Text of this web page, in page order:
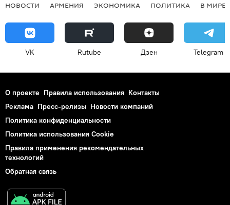
НОВОСТИ АРМЕНИЯ ЭКОНОМИКА ПОЛИТИКА В МИРЕ
VK Rutube Дзен Telegram
О проекте Правила использования Контакты
Реклама Пресс-релизы Новости компаний
Политика конфиденциальности
Политика использования Cookie
Правила применения рекомендательных
технологий
Обратная связь